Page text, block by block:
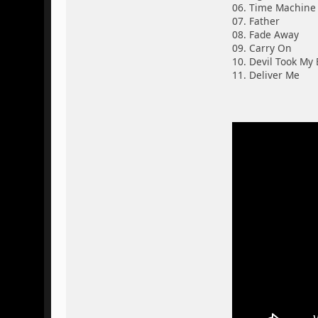
06. Time Machine
07. Father
08. Fade Away
09. Carry On
10. Devil Took My
11. Deliver Me